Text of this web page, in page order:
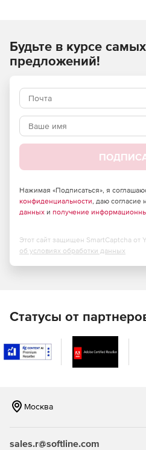
Будьте в курсе
предложений!
Нажимая «Подписаться», я
конфиденциальности, даю согласие
данных и получение
Этот сайт защищен SmartCaptcha от
об условиях обработки данных
Статусы от
Москва
sales.r@softline.com